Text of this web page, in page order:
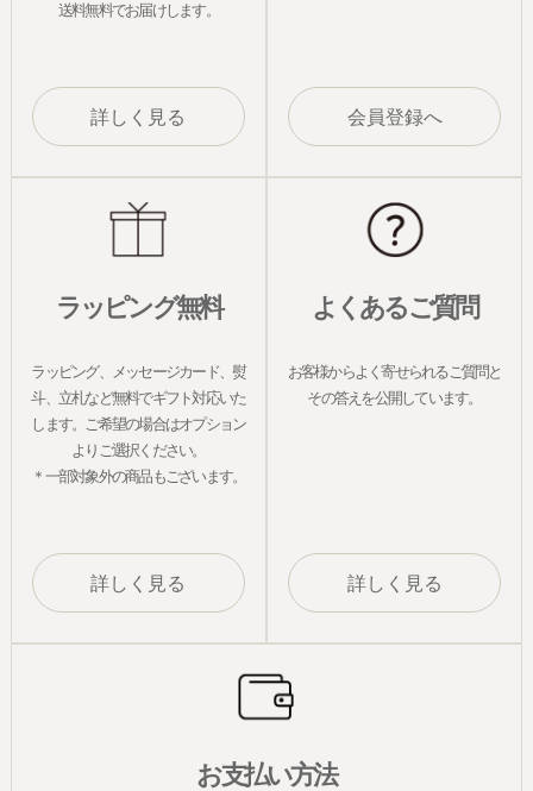
送料無料でお届けします。
詳しく見る 会員登録へ
ラッピング無料
ラッピング、メッセージカード、熨
斗、立札など無料でギフト対応いた
します。ご希望の場合はオプション
よりご選択ください。
＊一部対象外の商品もございます。
詳しく見る
よくあるご質問
お客様からよく寄せられるご質問と
その答えを公開しています。
詳しく見る
お支払い方法